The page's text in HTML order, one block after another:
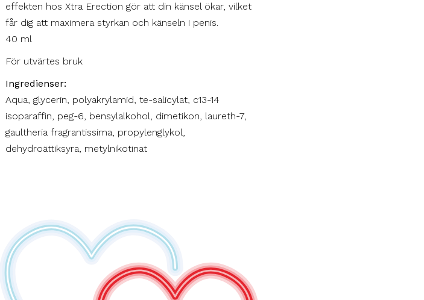
effekten hos Xtra Erection gör att din känsel ökar, vilket
får dig att maximera styrkan och känseln i penis.
40 ml
För utvärtes bruk
Ingredienser:
Aqua, glycerin, polyakrylamid, te-salicylat, c13-14
isoparaffin, peg-6, bensylalkohol, dimetikon, laureth-7,
gaultheria fragrantissima, propylenglykol,
dehydroättiksyra, metylnikotinat